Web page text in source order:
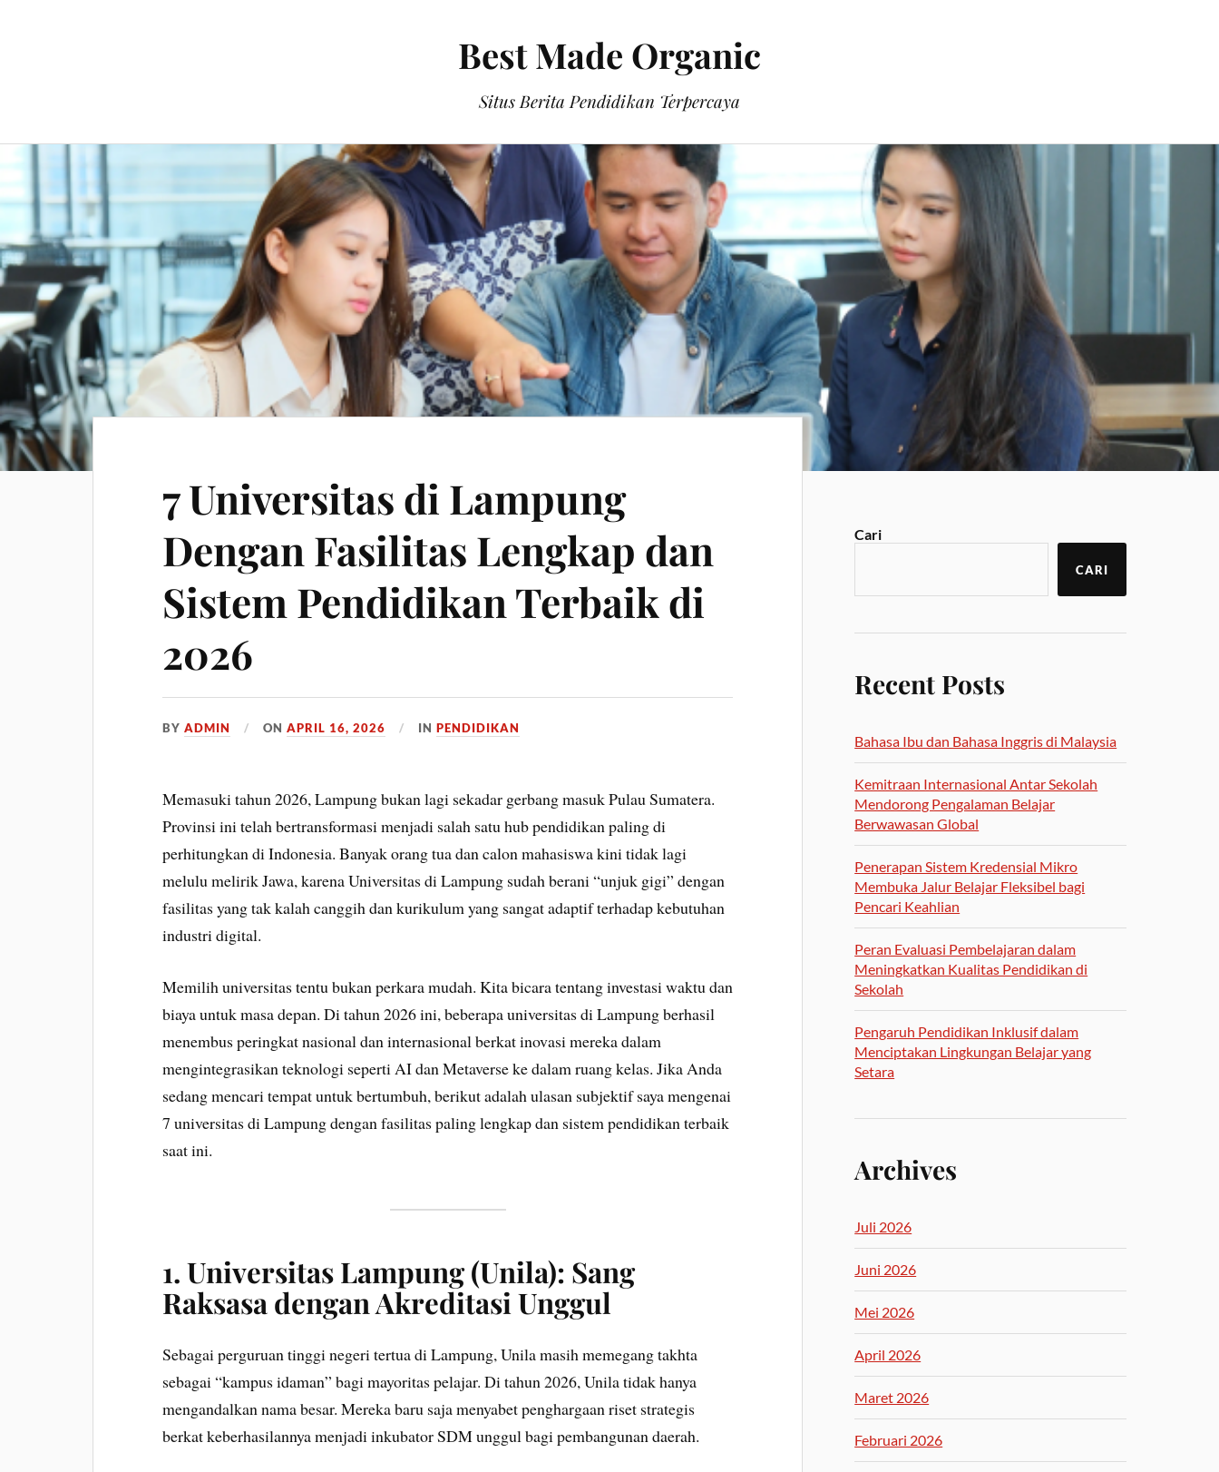
Best Made Organic
Situs Berita Pendidikan Terpercaya
7 Universitas di Lampung
Dengan Fasilitas Lengkap dan
Sistem Pendidikan Terbaik di
2026
BYADMIN ONAPRIL 16, 2026 INPENDIDIKAN
Memasuki tahun 2026, Lampung bukan lagi sekadar gerbang masuk Pulau Sumatera.
Provinsi ini telah bertransformasi menjadi salah satu hub pendidikan paling di
perhitungkan di Indonesia. Banyak orang tua dan calon mahasiswa kini tidak lagi
melulu melirik Jawa, karena Universitas di Lampung sudah berani “unjuk gigi” dengan
fasilitas yang tak kalah canggih dan kurikulum yang sangat adaptif terhadap kebutuhan
industri digital.
Memilih universitas tentu bukan perkara mudah. Kita bicara tentang investasi waktu dan
biaya untuk masa depan. Di tahun 2026 ini, beberapa universitas di Lampung berhasil
menembus peringkat nasional dan internasional berkat inovasi mereka dalam
mengintegrasikan teknologi seperti AI dan Metaverse ke dalam ruang kelas. Jika Anda
sedang mencari tempat untuk bertumbuh, berikut adalah ulasan subjektif saya mengenai
7 universitas di Lampung dengan fasilitas paling lengkap dan sistem pendidikan terbaik
saat ini.
1. Universitas Lampung (Unila): Sang
Raksasa dengan Akreditasi Unggul
Sebagai perguruan tinggi negeri tertua di Lampung, Unila masih memegang takhta
sebagai “kampus idaman” bagi mayoritas pelajar. Di tahun 2026, Unila tidak hanya
mengandalkan nama besar. Mereka baru saja menyabet penghargaan riset strategis
berkat keberhasilannya menjadi inkubator SDM unggul bagi pembangunan daerah.
Cari
CARI
Recent Posts
Bahasa Ibu dan Bahasa Inggris di Malaysia
Kemitraan Internasional Antar Sekolah
Mendorong Pengalaman Belajar
Berwawasan Global
Penerapan Sistem Kredensial Mikro
Membuka Jalur Belajar Fleksibel bagi
Pencari Keahlian
Peran Evaluasi Pembelajaran dalam
Meningkatkan Kualitas Pendidikan di
Sekolah
Pengaruh Pendidikan Inklusif dalam
Menciptakan Lingkungan Belajar yang
Setara
Archives
Juli 2026
Juni 2026
Mei 2026
April 2026
Maret 2026
Februari 2026